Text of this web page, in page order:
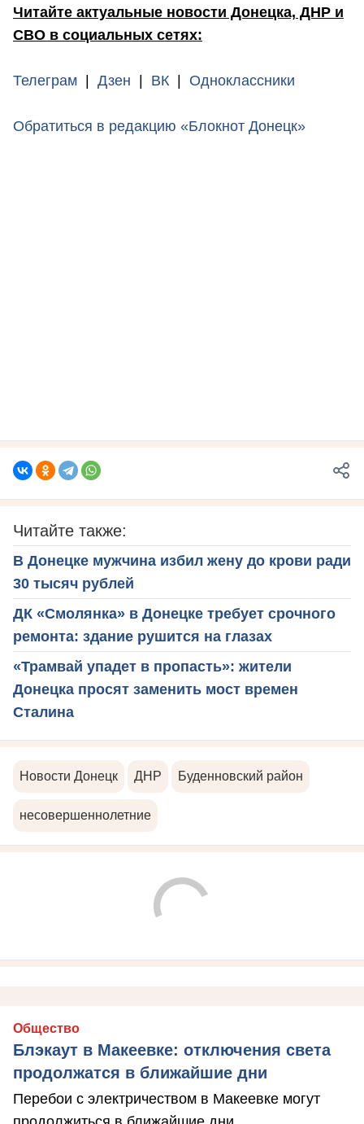
Читайте актуальные новости Донецка, ДНР и
СВО в социальных сетях:
Телеграм | Дзен | ВК | Одноклассники
Обратиться в редакцию «Блокнот Донецк»
Читайте также:
В Донецке мужчина избил жену до крови ради
30 тысяч рублей
ДК «Смолянка» в Донецке требует срочного
ремонта: здание рушится на глазах
«Трамвай упадет в пропасть»: жители
Донецка просят заменить мост времен
Сталина
Новости Донецк ДНР Буденновский район
несовершеннолетние
Общество
Блэкаут в Макеевке: отключения света
продолжатся в ближайшие дни
Перебои с электричеством в Макеевке могут